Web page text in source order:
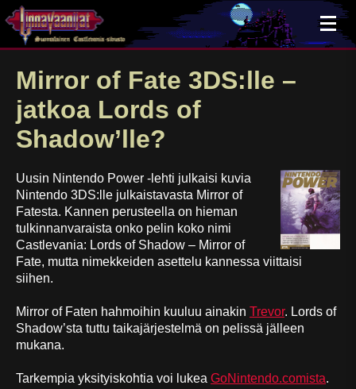
Mirror of Fate 3DS:lle –
jatkoa Lords of
Shadow’lle?
Uusin Nintendo Power -lehti julkaisi kuvia
Nintendo 3DS:lle julkaistavasta Mirror of
Fatesta. Kannen perusteella on hieman
tulkinnanvaraista onko pelin koko nimi
Castlevania: Lords of Shadow – Mirror of
Fate, mutta nimekkeiden asettelu kannessa viittaisi
siihen.
Mirror of Faten hahmoihin kuuluu ainakin Trevor. Lords of
Shadow’sta tuttu taikajärjestelmä on pelissä jälleen
mukana.
Tarkempia yksityiskohtia voi lukea GoNintendo.comista.
×